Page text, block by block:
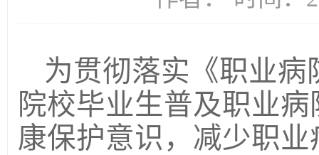
为贯彻落实《职业
院校毕业生普及职业
康保护意识，减少职